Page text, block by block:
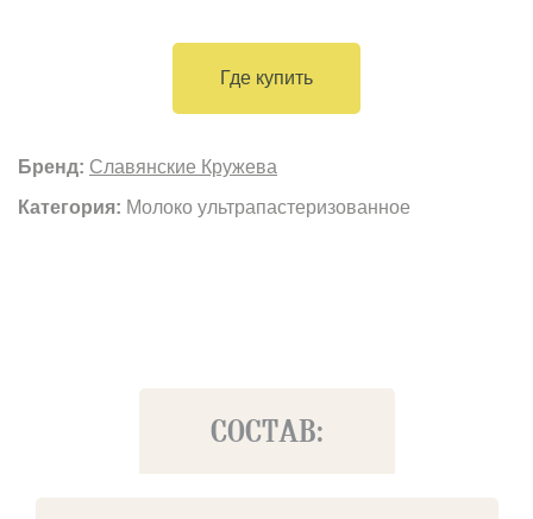
Где купить
Бренд: Славянские Кружева
Категория: Молоко ультрапастеризованное
СОСТАВ: